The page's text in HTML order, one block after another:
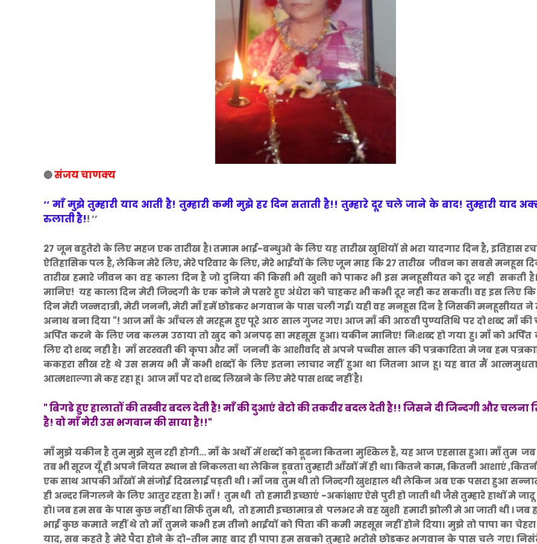
🔴संजय चाणक्य
‘‘ माँ मुझे तुम्हारी याद आती है! तुम्हारी कमी मुझे हर दिन सताती है!! तुम्हारे दूर चले जाने के बाद! तुम्हारी याद
रुलाती है!! ’’
27 जून बहुतेरो के लिए महज एक तारीख है। तमाम भाई-बन्धुओ के लिए यह तारीख खुशियों से भरा यादगार दिन है, इतिहास
ऐतिहासिक पल है, लेकिन मेरे लिए, मेरे परिवार के लिए, मेरे भाईयों के लिए जून माह कि 27 तारीख जीवन का सबसे मनहूस
तारीख हमारे जीवन का वह काला दिन है जो दुनिया की किसी भी खुशी को पाकर भी इस मनहूसीयत को दूर नही सकती
मानिए! यह काला दिन मेरी जिन्दगी के एक कोने मे पसरे हुए अंधेरा को चाहकर भी कभी दूर नही कर सकती। वह इस लिए
दिन मेरी जन्मदात्री, मेरी जननी, मेरी माँ हमें छोडकर भगवान के पास चली गई। यही वह मनहूस दिन है जिसकी मनहूसीयत
अनाथ बना दिया "! आज माँ के आँचल से मरहूम हुए पूरे आठ साल गुजर गए। आज माँ की आठवी पुण्यतिथि पर दो शब्द माँ की
अर्पित करने के लिए जब कलम उठाया तो खुद को अनपढ़ सा महसूस हुआ। यकीन मानिए! निःशब्द हो गया हु। माँ को
लिए दो शब्द नही है। माँ सरस्वती की कृपा और माँ जननी के आशीर्वाद से अपने पच्चीस साल की पत्रकारिता मे जब हम
ककहरा सीख रहे थे उस समय भी मैं कभी शब्दों के लिए इतना लाचार नहीं हुआ था जितना आज हू। यह बात मैं
आत्मशाल्गा मे कह रहा हू। आज माँ पर दो शब्द लिखने के लिए मेरे पास शब्द नहीं है।
" बिगडे हुए हालातों की तस्वीर बदल देती है!माँ की दुआएं बेटो की तकदीर बदल देती है!!जिसने दी जिन्दगी और चलना
है! वो माँ मेरी उस भगवान की साया है!!"
माँ मुझे यकीन है तुम मुझे सुन रही होगी... माँ के अर्थों में शब्दों को ढूढना कितना मुश्किल है, यह आज एहसास हुआ। माँ तुम जब
तब भी सूरज यूँ ही अपने नियत स्थान से निकलता था लेकिन डूबता तुम्हारी आँखों में ही था। कितने काम, कितनी आशाएं
एक साथ आपकी आँखों मे संजोई दिखलाई पड़ती थी । माँ जब तुम थी तो जिन्दगी खुशहाल थी लेकिन अब एक पसरा हुआ
ही अन्दर निगलने के लिए आतुर रहता है। माँ ! तुम थी तो हमारी इच्छाएं -अकांक्षाए ऐसे पुरी हो जाती थी जैसे तुम्हारे हाथों मे
हो। जब हम सब के पास कुछ नहीं था सिर्फ तुम थी, तो हमारी इच्छामात्र से पलभर मे वह खुशी हमारी झोली मे आ जाती थी । जब
भाई कुछ कमाते नहीं थे तो माँ तुमने कभी हम तीनो भाईयों को पिता की कमी महसूस नहीं होने दिया। मुझे तो पापा का चेहरा
याद, सब कहते है मेरे पैदा होने के दो-तीन माह बाद ही पापा हम सबको तुम्हारे भरोसे छोडकर भगवान के पास चले गए।